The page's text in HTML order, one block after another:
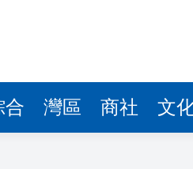
合 灣區 商社 文
現代